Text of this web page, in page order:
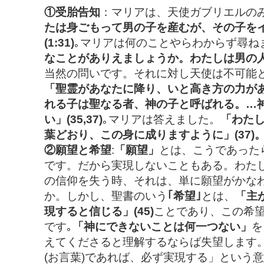
①受胎告知 ：マリアは、天使ガブリエルの
たは身ごもって男の子を産むが、その子を
(1:31)｡マリアは何のことやらわからず尋ね
なことがありえましょうか。わたしは男の
当然の問いです。それに対し天使は不可能
「聖霊があなたに降り、いと高き方の力
れる子は聖なる者、神の子と呼ばれる。…
い」(35,37)｡マリアは答えました。
「わた
葉どおり、この身に成りますように」(37)
②願望と希望: 「願望」
とは、こうであっ
です。だから実現しないこともある。わた
の信仰を失う時、それは、単に願望がかな
か。しかし、聖書のいう ｢希望｣ とは、
「
現すると信じる」(45)ことであり、この希
です｡
「神にできないことは何一つない」
えてくださると理解するならば失望します
(お言葉)であれば、必ず実現する」という